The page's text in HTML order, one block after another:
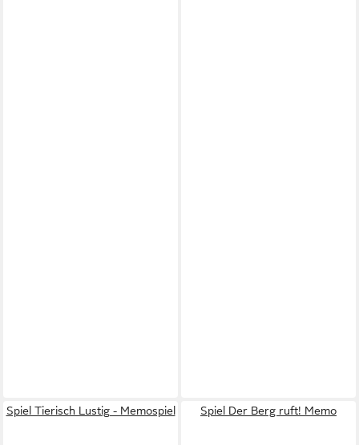
Spiel Tierisch Lustig - Memospiel Spiel Der Berg ruft! Memo